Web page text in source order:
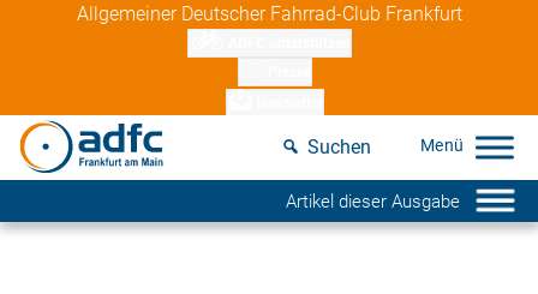
Allgemeiner Deutscher Fahrrad-Club Frankfurt
Suchen
Artikel dieser Ausgabe